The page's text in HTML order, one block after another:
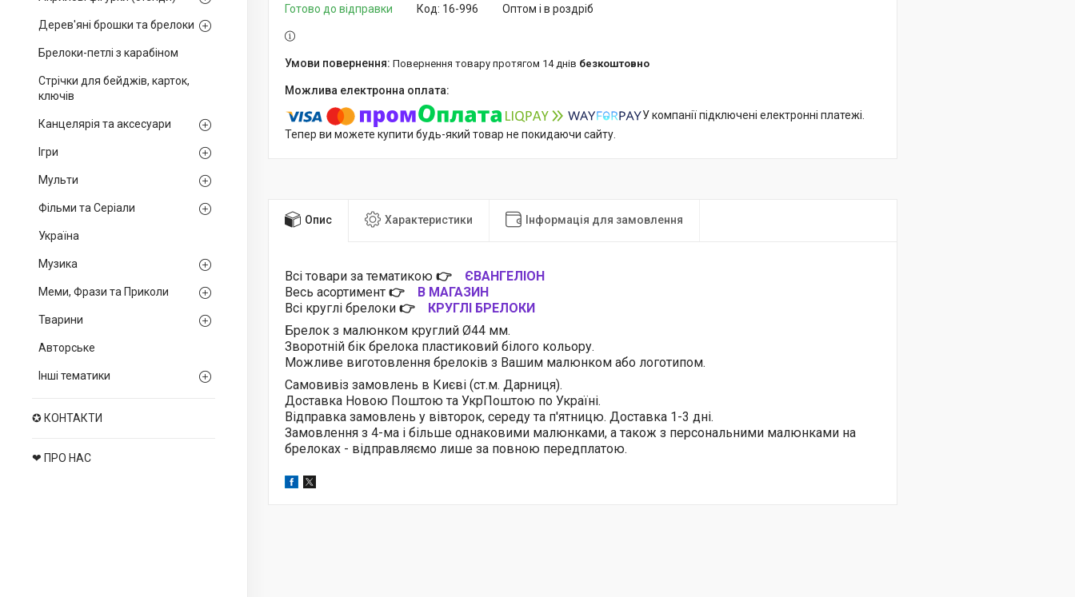
Дерев'яні брошки та брелоки
Брелоки-петлі з карабіном
Стрічки для бейджів, карток,
ключів
Канцелярія та аксесуари
Ігри
Мульти
Фільми та Серіали
Україна
Музика
Меми, Фрази та Приколи
Тварини
Авторське
Інші тематики
✪ КОНТАКТИ
❤ ПРО НАС
Готово до відправки Оптом і в роздріб
Код: 16-996
повернення товару протягом 14 днів безкоштовно
У компанії підключені електронні платежі.
Тепер ви можете купити будь-який товар не покидаючи сайту.
Опис Характеристики Інформація для замовлення
Всі товари за тематикою 👉 ЄВАНГЕЛІОН
Весь асортимент 👉
В МАГАЗИН
Всі круглі брелоки 👉
КРУГЛІ БРЕЛОКИ
Брелок з малюнком круглий Ø44 мм.
Зворотній бік брелока пластиковий білого кольору.
Можливе виготовлення брелоків з Вашим малюнком або логотипом.
Самовивіз замовлень в Києві (ст.м. Дарниця).
Доставка Новою Поштою та УкрПоштою по Україні.
Відправка замовлень у вівторок, середу та п'ятницю. Доставка 1-3 дні.
Замовлення з 4-ма і більше однаковими малюнками, а також з персональними малюнками на
брелоках - відправляємо лише за повною передплатою.